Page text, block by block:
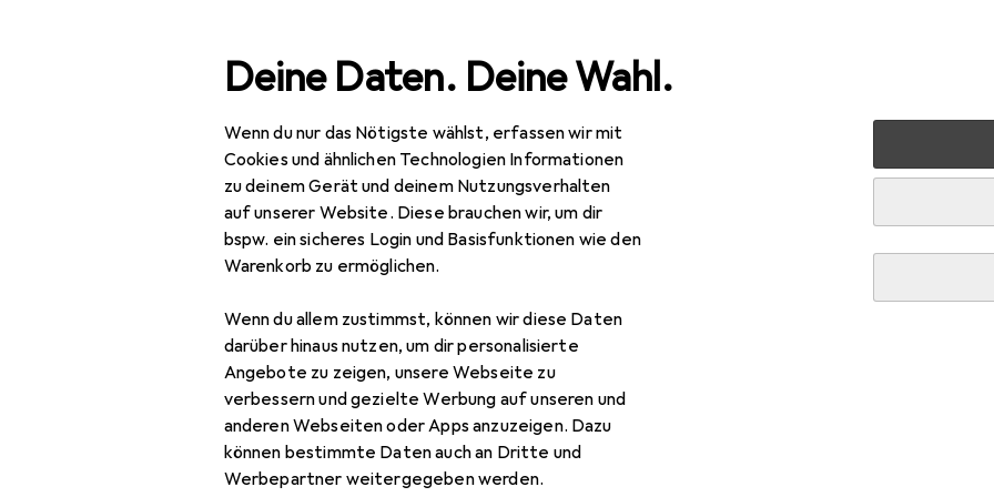
Deine Daten. Deine Wahl.
Wenn du nur das Nötigste wählst, erfassen wir mit
Cookies und ähnlichen Technologien Informationen
zu deinem Gerät und deinem Nutzungsverhalten
auf unserer Website. Diese brauchen wir, um dir
bspw. ein sicheres Login und Basisfunktionen wie den
Warenkorb zu ermöglichen.
Wenn du allem zustimmst, können wir diese Daten
darüber hinaus nutzen, um dir personalisierte
Angebote zu zeigen, unsere Webseite zu
verbessern und gezielte Werbung auf unseren und
anderen Webseiten oder Apps anzuzeigen. Dazu
können bestimmte Daten auch an Dritte und
Werbepartner weitergegeben werden.
Navigation nach Kategorien Gesamtsortiment Sport Bike Veloteile
EUR
238,04
Brooks EnglandB17 Special Short
Zubehör für Brooks England B17 Special
Hier findest du passendes Zubehör zum Produkt Brooks England B17 Special Short aus
Beliebt Velotasche Velosattel Zubehör